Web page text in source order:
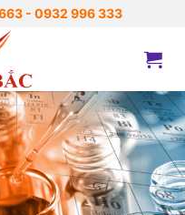
- 0932 996 333